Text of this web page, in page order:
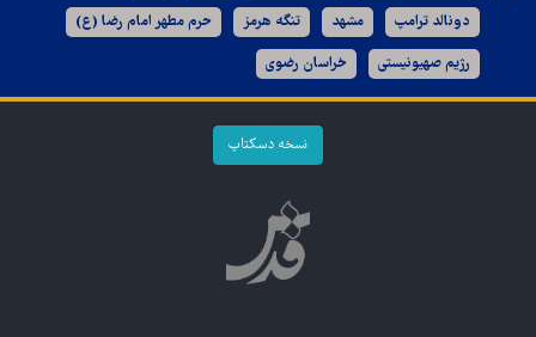
دونالد ترامپ مشهد تنگه هرمز حرم مطهر امام رضا (ع)
رژیم صهیونیستی خراسان رضوی
نسخه دسکتاپ